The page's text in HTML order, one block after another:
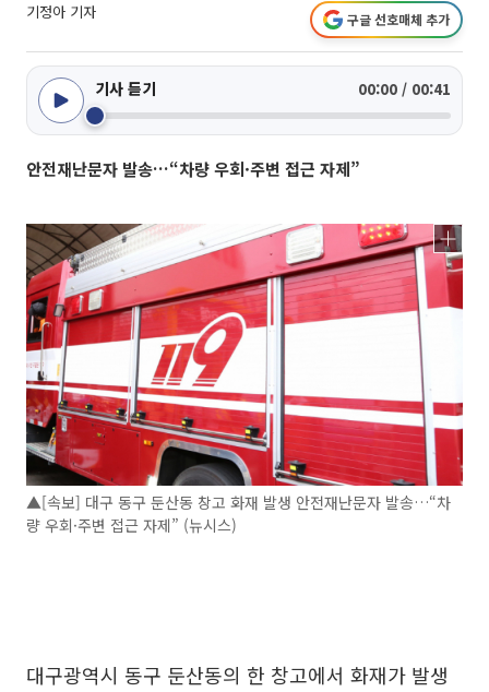
기정아 기자 구글 선호매체 추가
기사 듣기 00:00 / 00:41
안전재난문자 발송…“차량 우회·주변 접근 자제”
▲[속보] 대구 동구 둔산동 창고 화재 발생 안전재난문자 발송…“차
량 우회·주변 접근 자제” (뉴시스)
대구광역시 동구 둔산동의 한 창고에서 화재가 발생